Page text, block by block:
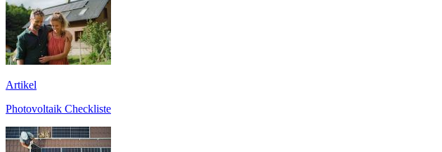
Artikel
Photovoltaik Checkliste